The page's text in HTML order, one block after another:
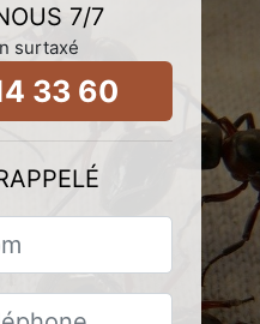
7/7
surtaxé
33 60